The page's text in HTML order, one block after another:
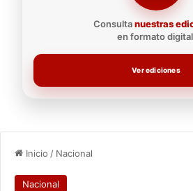
Consultanuestras
en formato
Ver ediciones
Inicio / Nacional
Nacional